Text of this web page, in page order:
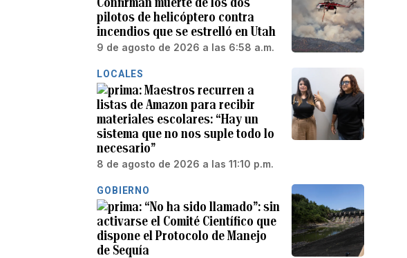
pilotos de helicóptero contra
incendios que se estrelló en Utah
9 de agosto de 2026 a las 6:58 a.m.
LOCALES
Maestros recurren a
listas de Amazon para recibir
materiales escolares: “Hay un
sistema que no nos suple todo lo
necesario”
8 de agosto de 2026 a las 11:10 p.m.
GOBIERNO
“No ha sido llamado”: sin
activarse el Comité Científico que
dispone el Protocolo de Manejo
de Sequía